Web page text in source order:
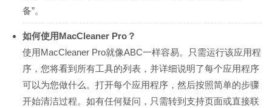
备”。
如何使用MacCleaner Pro？
使用MacCleaner Pro就像ABC一样容易。只需运行该应用程
序，您将看到所有工具的列表，并详细说明了每个应用程序
可以为您做什么。打开每个应用程序，然后按照简单的步骤
开始清洁过程。如有任何疑问，只需转到支持页面或直接联